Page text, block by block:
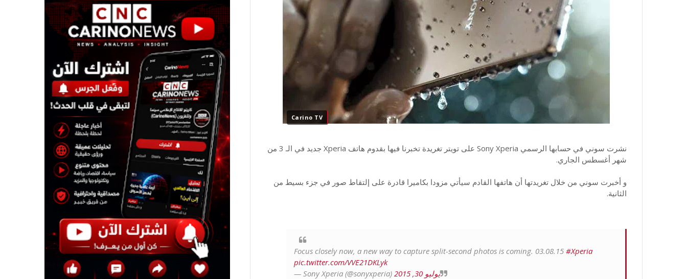
Carino TV
نشرت سوني في حسابها الرسمي Sony Xperia على تويتر تغريدة تخبرنا فيها بقدوم هاتف Xperia جديد في الـ 3 من
شهر أغسطس الجاري.
و أخبرت سوني من خلال تغريدتها أن هاتفها القادم سيأتي مزودا بكاميرا قادرة على إلتقاط صور في جزء بسيط من
الثانية.
Focus closely now, a new way to capture split-second photos is coming. 03.08.15 #Xperia
pic.twitter.com/VVE21DKLyk
— Sony Xperia (@sonyxperia)
يوليو 30, 2015